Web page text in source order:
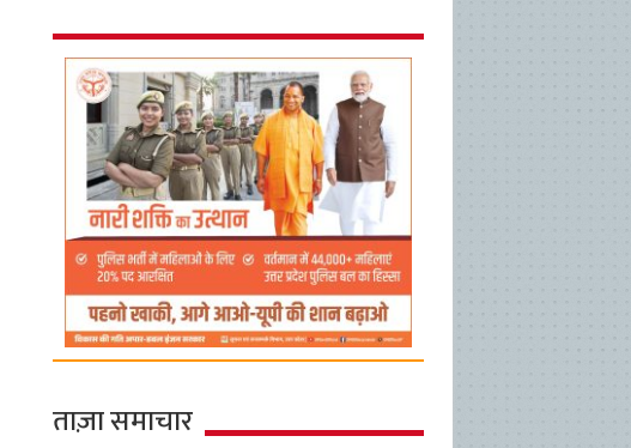
ताज़ा समाचार